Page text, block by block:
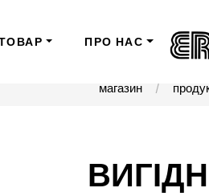
ПРО НАС
магазин